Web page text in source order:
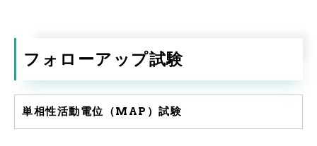
フォローアップ試験
単相性活動電位（MAP）試験